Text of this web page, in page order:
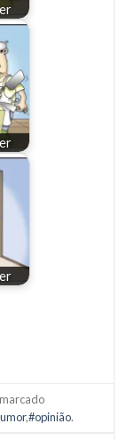
,#opinião.